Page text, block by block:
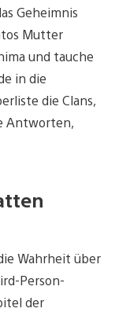
Geheimnis
Mutter
und tauche
in die
die Clans,
Antworten,
Wahrheit über
Person-
der